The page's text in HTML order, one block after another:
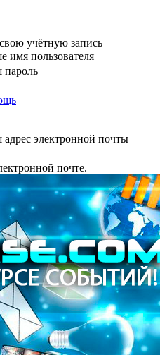
учётную запись
имя пользователя
электронной почты
почте.